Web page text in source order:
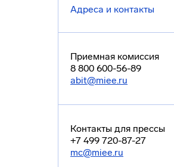
Адреса и контакты
Приемная комиссия
8 800 600-56-89
abit@miee.ru
Контакты для прессы
+7 499 720-87-27
mc@miee.ru